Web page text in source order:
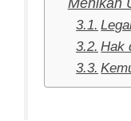
Hak